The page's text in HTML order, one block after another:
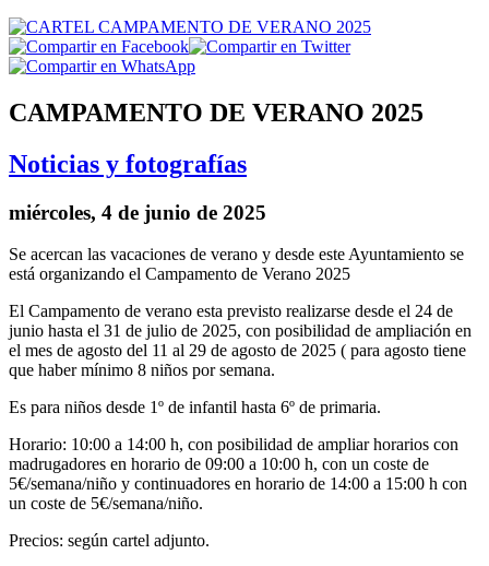
CAMPAMENTO DE VERANO 2025
Noticias y fotografías
miércoles, 4 de junio de 2025
Se acercan las vacaciones de verano y desde este Ayuntamiento se
está organizando el Campamento de Verano 2025
El Campamento de verano esta previsto realizarse desde el 24 de
junio hasta el 31 de julio de 2025, con posibilidad de ampliación en
el mes de agosto del 11 al 29 de agosto de 2025 ( para agosto tiene
que haber mínimo 8 niños por semana.
Es para niños desde 1º de infantil hasta 6º de primaria.
Horario: 10:00 a 14:00 h, con posibilidad de ampliar horarios con
madrugadores en horario de 09:00 a 10:00 h, con un coste de
5€/semana/niño y continuadores en horario de 14:00 a 15:00 h con
un coste de 5€/semana/niño.
Precios: según cartel adjunto.